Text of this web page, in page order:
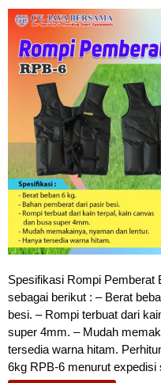
Spesifikasi Rompi Pemberat
sebagai berikut : – Berat
besi. – Rompi terbuat dari
super 4mm. – Mudah
tersedia warna hitam.
6kg RPB-6 menurut